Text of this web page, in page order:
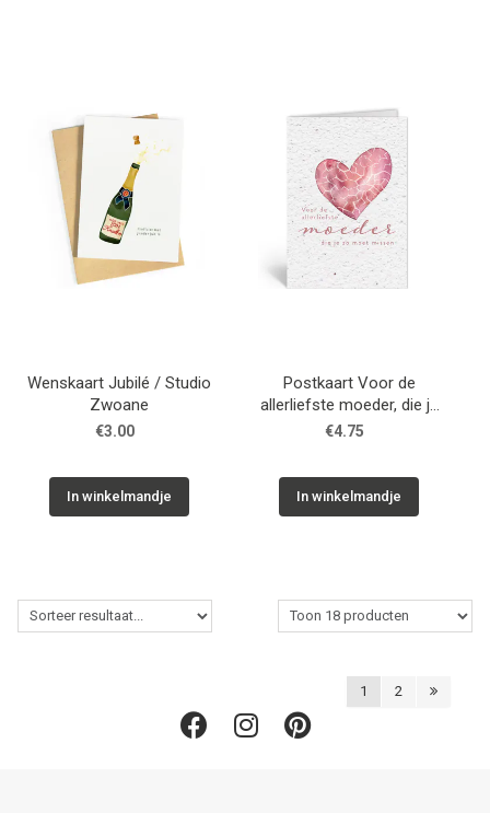
Wenskaart Jubilé / Studio
Zwoane
€3.00
In winkelmandje
Postkaart Voor de
allerliefste moeder, die je
zo moet missen / Plant-je
€4.75
In winkelmandje
1 2